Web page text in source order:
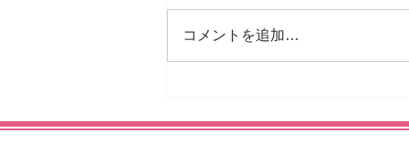
皆様こんにちは♪
コメントを追加…